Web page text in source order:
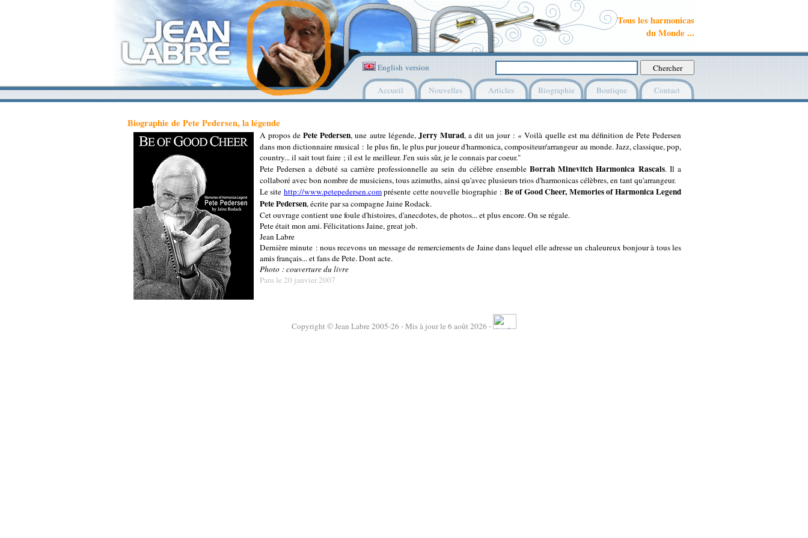
Tous les harmonicas
du Monde ...
English version
Accueil Nouvelles Articles Biographie Boutique Contact
Biographie de Pete Pedersen, la légende
A propos dePete Pedersen, une autre légende, Jerry Murad, a dit un jour : « Voilà quelle est ma définition de Pete Pedersen
dans mon dictionnaire musical : le plus fin, le plus pur joueur d'harmonica, compositeur/arrangeur au monde. Jazz, classique, pop,
country... il sait tout faire ; il est le meilleur. J'en suis sûr, je le connais par coeur."
Pete Pedersen a débuté sa carrière professionnelle au sein du célèbre ensembleBorrah Minevitch Harmonica Rascals. Il a
collaboré avec bon nombre de musiciens, tous azimuths, ainsi qu'avec plusieurs trios d'harmonicas célèbres, en tant qu'arrangeur.
Le site http://www.petepedersen.comprésente cette nouvelle biographie : Be of Good Cheer, Memories of Harmonica Legend
Pete Pedersen, écrite par sa compagne Jaine Rodack.
Cet ouvrage contient une foule d'histoires, d'anecdotes, de photos... et plus encore. On se régale.
Pete était mon ami. Félicitations Jaine, great job.
Jean Labre
Dernière minute : nous recevons un message de remerciements de Jaine dans lequel elle adresse un chaleureux bonjour à tous les
amis français... et fans de Pete. Dont acte.
Photo : couverture du livre
Paru le 20 janvier 2007
Copyright © Jean Labre 2005-26 - Mis à jour le 6 août 2026 -